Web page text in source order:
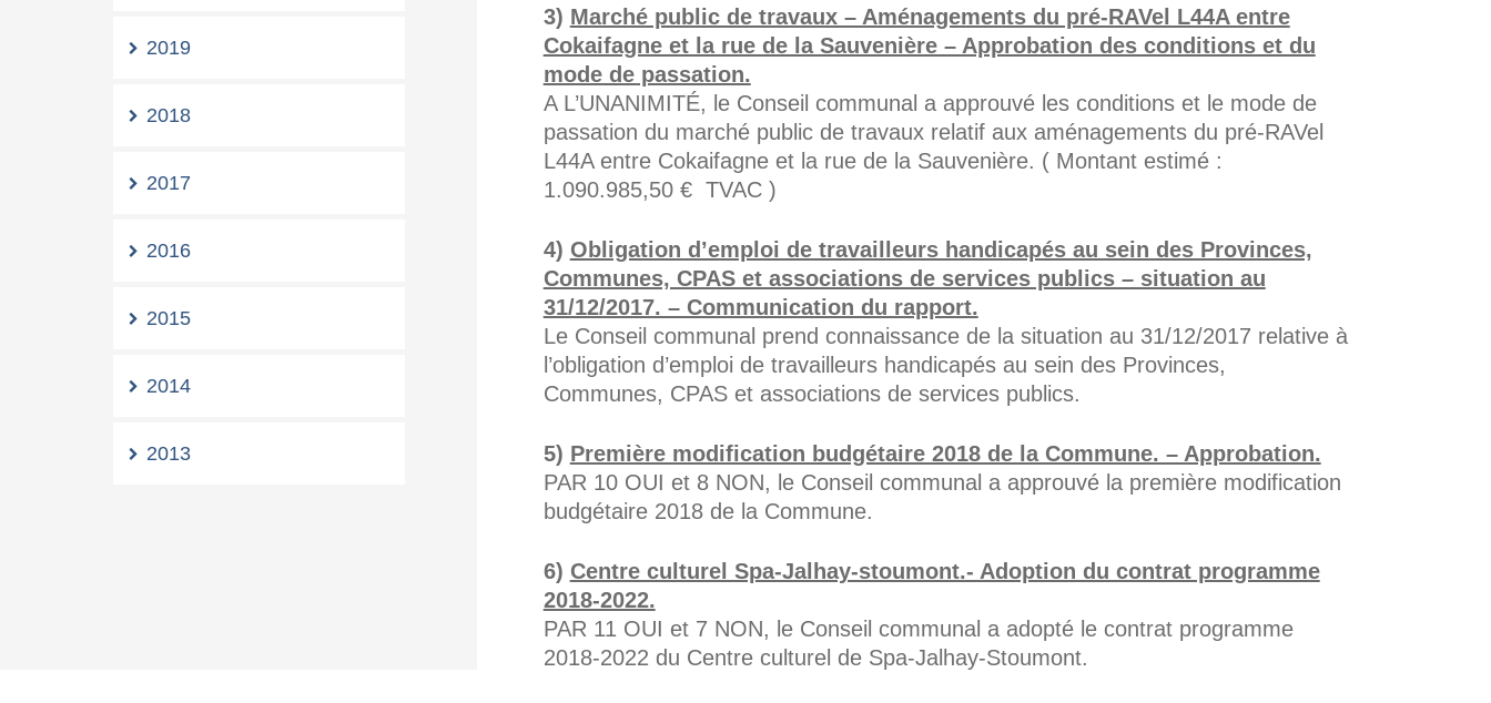
2019
2018
2017
2016
2015
2014
2013
Marché public de travaux – Aménagements du pré-RAVel L44A entre
Cokaifagne et la rue de la Sauvenière – Approbation des conditions et du
mode de passation.
A L’UNANIMITÉ, le Conseil communal a approuvé les conditions et le mode de
passation du marché public de travaux relatif aux aménagements du pré-RAVel
L44A entre Cokaifagne et la rue de la Sauvenière. ( Montant estimé :
1.090.985,50 € TVAC )
Obligation d’emploi de travailleurs handicapés au sein des Provinces,
Communes, CPAS et associations de services publics – situation au
31/12/2017. – Communication du rapport.
Le Conseil communal prend connaissance de la situation au 31/12/2017 relative à
l’obligation d’emploi de travailleurs handicapés au sein des Provinces,
Communes, CPAS et associations de services publics.
Première modification budgétaire 2018 de la Commune. – Approbation.
PAR 10 OUI et 8 NON, le Conseil communal a approuvé la première modification
budgétaire 2018 de la Commune.
Centre culturel Spa-Jalhay-stoumont.- Adoption du contrat programme
2018-2022.
PAR 11 OUI et 7 NON, le Conseil communal a adopté le contrat programme
2018-2022 du Centre culturel de Spa-Jalhay-Stoumont.